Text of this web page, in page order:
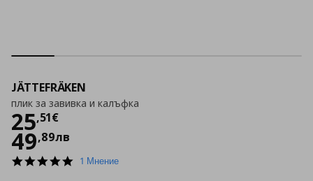
JÄTTEFRÄKEN
плик за завивка и калъфка
25,51€
Цена
49,89лв
5.01 Мнение